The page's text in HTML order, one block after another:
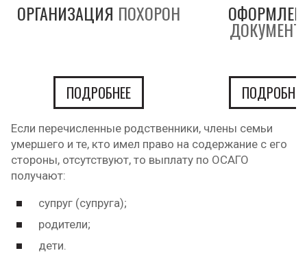
ОРГАНИЗАЦИЯ ПОХОРОН
ПОДРОБНЕЕ ПОДРОБНЕЕ
Если перечисленные родственники, члены семьи
умершего и те, кто имел право на содержание с его
стороны, отсутствуют, то выплату по ОСАГО
получают:
супруг (супруга);
родители;
дети.